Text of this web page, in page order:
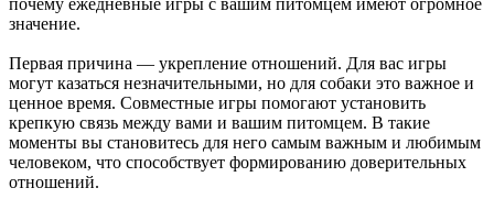
значение.
Первая причина — укрепление отношений. Для вас игры
могут казаться незначительными, но для собаки это важное и
ценное время. Совместные игры помогают установить
крепкую связь между вами и вашим питомцем. В такие
моменты вы становитесь для него самым важным и любимым
человеком, что способствует формированию доверительных
отношений.